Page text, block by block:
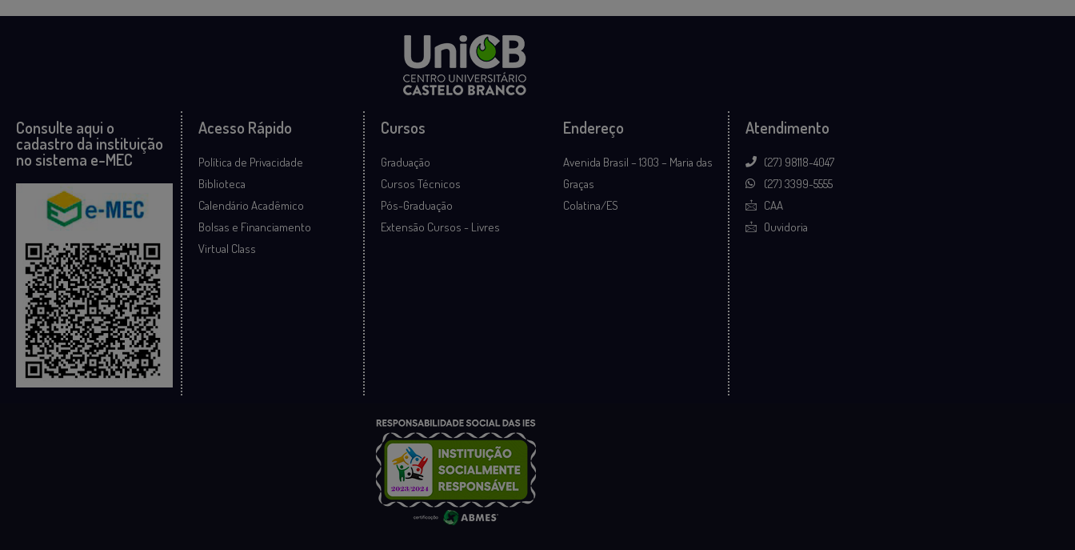
Consulte aqui o
cadastro da instituição
no sistema e-MEC
Acesso Rápido
Política de Privacidade
Biblioteca
Calendário Acadêmico
Bolsas e Financiamento
Virtual Class
Cursos
Graduação
Cursos Técnicos
Pós-Graduação
Extensão Cursos - Livres
Endereço
Avenida Brasil – 1303 – Maria das
Graças
Colatina/ES
Atendimento
(27) 98118-4047
(27) 3399-5555
CAA
Ouvidoria